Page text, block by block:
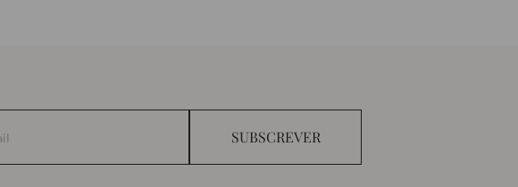
SUBSCREVER